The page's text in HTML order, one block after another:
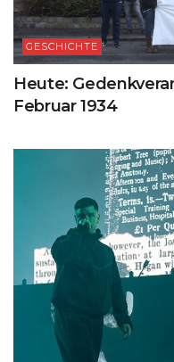
GESCHICHTE
Heute:
Februar 1934